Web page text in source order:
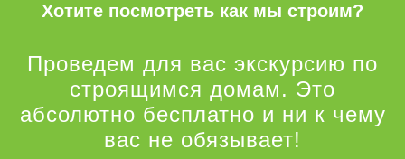
Хотите посмотреть как мы строим?
Проведем для вас экскурсию по
строящимся домам. Это
абсолютно бесплатно и ни к чему
вас не обязывает!